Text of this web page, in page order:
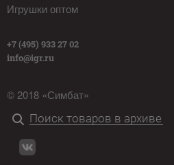
Игрушки оптом
+7 (495) 933 27 02
info@igr.ru
© 2018 «Симбат»